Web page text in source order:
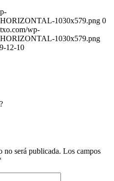
1030x579.png 0
wp-
1030x579.png
12-10
no será publicada. Los campos